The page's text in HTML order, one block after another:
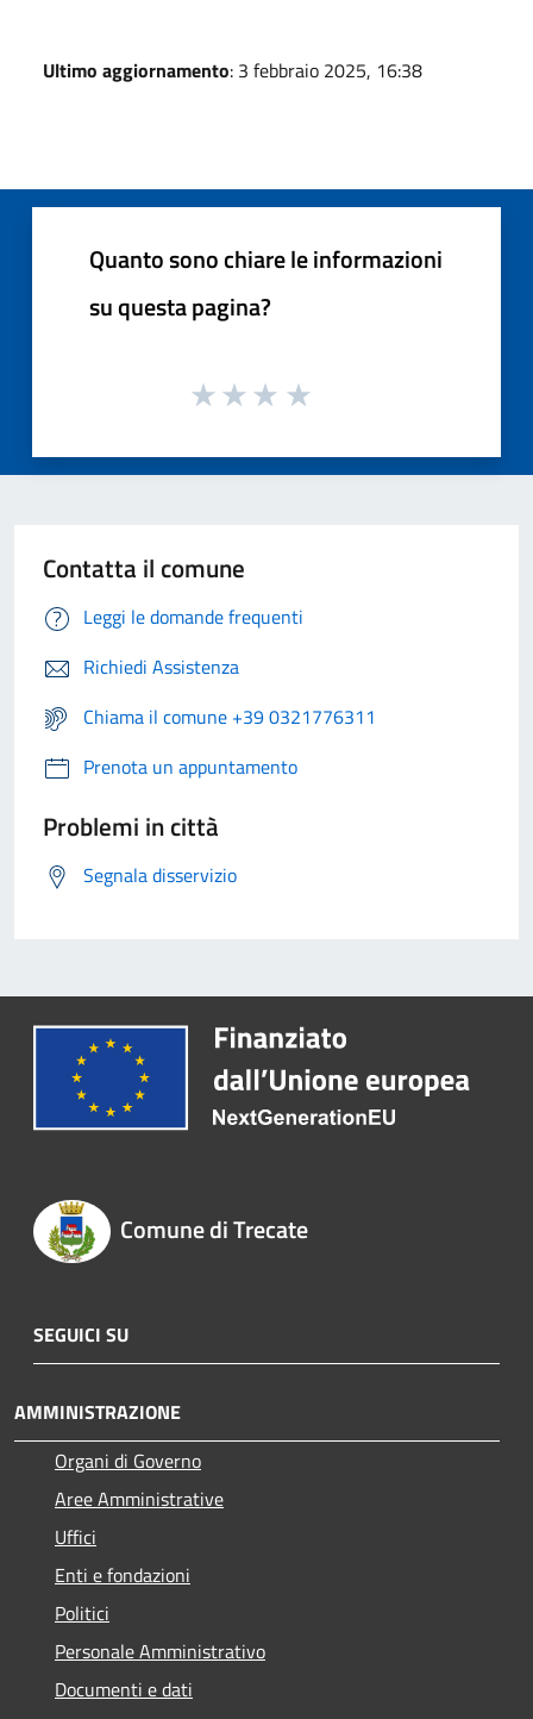
Ultimo aggiornamento: 3 febbraio 2025, 16:38
Quanto sono chiare le informazioni
su questa pagina?
Contatta il comune
Leggi le domande frequenti
Richiedi Assistenza
Chiama il comune +39 0321776311
Prenota un appuntamento
Problemi in città
Segnala disservizio
Comune di Trecate
SEGUICI SU
AMMINISTRAZIONE
Organi di Governo
Aree Amministrative
Uffici
Enti e fondazioni
Politici
Personale Amministrativo
Documenti e dati